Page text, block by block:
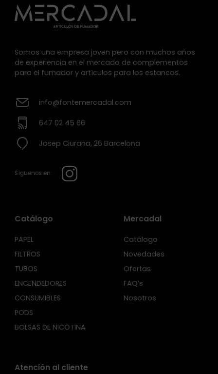
Somos una empresa joven pero con muchos años
de experiencia en el mercado de complementos
para el fumador y artículos para los estancos.
info@fontemercadal.com
647 02 45 66
Josep Ciurana, 26 Barcelona
Síguenos en:
Catálogo
PAPEL
FILTROS
TUBOS
ENCENDEDORES
CONSUMIBLES
PODS
BOLSAS DE NICOTINA
Mercadal
Catálogo
Novedades
Ofertas
FAQ’s
Nosotros
Atención al cliente